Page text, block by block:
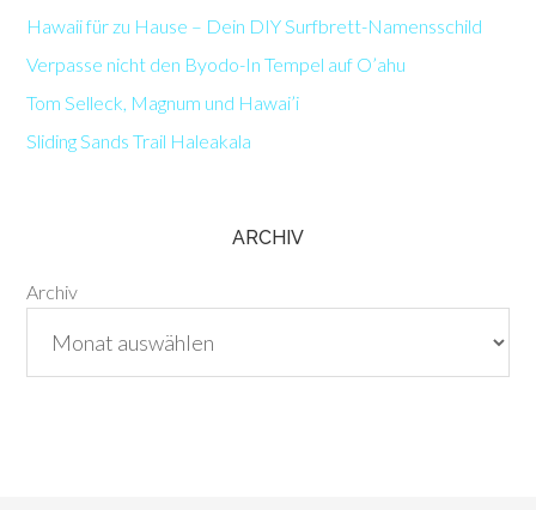
Hawaii für zu Hause – Dein DIY Surfbrett-Namensschild
Verpasse nicht den Byodo-In Tempel auf O’ahu
Tom Selleck, Magnum und Hawai’i
Sliding Sands Trail Haleakala
ARCHIV
Archiv